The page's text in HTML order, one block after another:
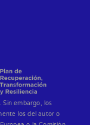
Sin embargo, los
los del autor o